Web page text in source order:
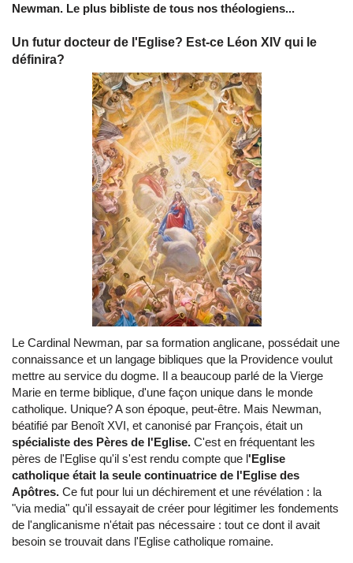
Newman. Le plus bibliste de tous nos théologiens...
Un futur docteur de l'Eglise? Est-ce Léon XIV qui le
définira?
Le Cardinal Newman, par sa formation anglicane, possédait une
connaissance et un langage bibliques que la Providence voulut
mettre au service du dogme. Il a beaucoup parlé de la Vierge
Marie en terme biblique, d'une façon unique dans le monde
catholique. Unique? A son époque, peut-être. Mais Newman,
béatifié par Benoît XVI, et canonisé par François, était un
spécialiste des Pères de l'Eglise. C'est en fréquentant les
pères de l'Eglise qu'il s'est rendu compte que l'Eglise
catholique était la seule continuatrice de l'Eglise des
Apôtres. Ce fut pour lui un déchirement et une révélation : la
"via media" qu'il essayait de créer pour légitimer les fondements
de l'anglicanisme n'était pas nécessaire : tout ce dont il avait
besoin se trouvait dans l'Eglise catholique romaine.